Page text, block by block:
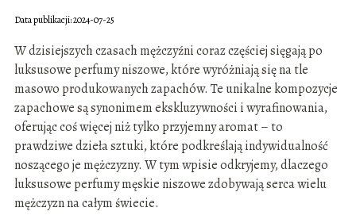
Data publikacji: 2024-07-25
W dzisiejszych czasach mężczyźni coraz częściej sięgają po
luksusowe perfumy niszowe, które wyróżniają się na tle
masowo produkowanych zapachów. Te unikalne kompozycje
zapachowe są synonimem ekskluzywności i wyrafinowania,
oferując coś więcej niż tylko przyjemny aromat – to
prawdziwe dzieła sztuki, które podkreślają indywidualność
noszącego je mężczyzny. W tym wpisie odkryjemy, dlaczego
luksusowe perfumy męskie niszowe zdobywają serca wielu
mężczyzn na całym świecie.